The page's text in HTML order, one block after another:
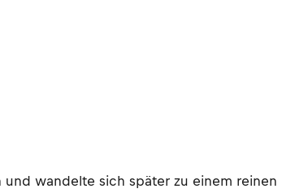
wandelte sich später zu einem reinen